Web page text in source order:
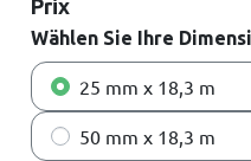
Prix
Wählen Sie Ihre
25 mm x 18,3 m
50 mm x 18,3 m